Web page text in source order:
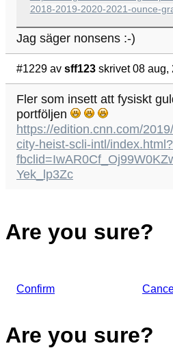
2018-2019-2020-2021-ounce-
Jag säger nonsens :-)
#1229 av sff123 skrivet 08 aug,
Fler som insett att fysiskt
portföljen
https://edition.cnn.com/
city-heist-scli-intl/index.html?
Yek_lp3Zc
Are you sure?
Confirm
Are you sure?